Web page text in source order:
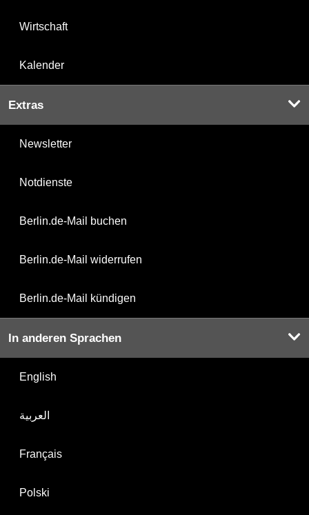
Wirtschaft
Kalender
Extras
Newsletter
Notdienste
Berlin.de-Mail buchen
Berlin.de-Mail widerrufen
Berlin.de-Mail kündigen
In anderen Sprachen
English
العربية
Français
Polski